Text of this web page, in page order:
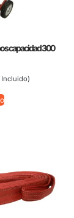
capacidad 300
Incluido)